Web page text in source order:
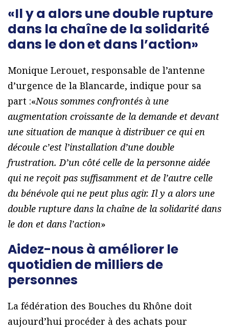
«Il y a alors une double rupture
dans la chaîne de la solidarité
dans le don et dans l’action»
Monique Lerouet, responsable de l’antenne
d’urgence de la Blancarde, indique pour sa
part :«Nous sommes confrontés à une
augmentation croissante de la demande et devant
une situation de manque à distribuer ce qui en
découle c’est l’installation d’une double
frustration. D’un côté celle de la personne aidée
qui ne reçoit pas suffisamment et de l’autre celle
du bénévole qui ne peut plus agir. Il y a alors une
double rupture dans la chaîne de la solidarité dans
le don et dans l’action»
Aidez-nous à améliorer le
quotidien de milliers de
personnes
La fédération des Bouches du Rhône doit
aujourd’hui procéder à des achats pour